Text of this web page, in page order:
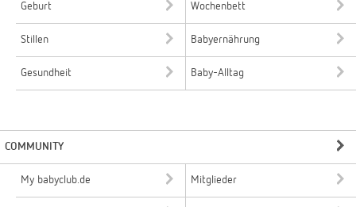
Geburt Wochenbett
Stillen Babyernährung
Gesundheit Baby-Alltag
COMMUNITY
My babyclub.de Mitglieder